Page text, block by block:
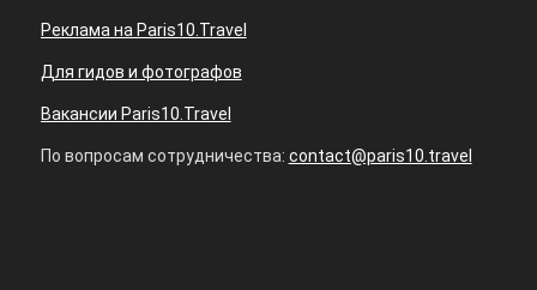
Реклама на Paris10.Travel
Для гидов и фотографов
Вакансии Paris10.Travel
По вопросам сотрудничества: contact@paris10.travel